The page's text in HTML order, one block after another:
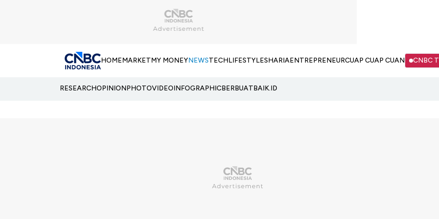
HOMEMARKETMY MONEYNEWSTECHLIFESTYLESHARIAENTREPRENEURCUAP CUAP CUAN CNBC
RESEARCHOPINIONPHOTOVIDEOINFOGRAPHICBERBUATBAIK.ID